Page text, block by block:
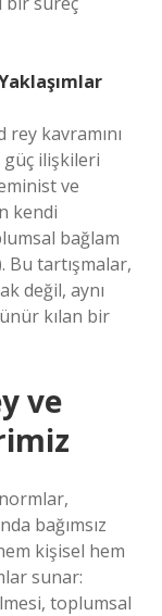
kavramını
güç ilişkileri
ve
kendi
bağlam
Bu tartışmalar,
değil, aynı
kılan bir
ve
bağımsız
kişisel hem
sunar:
toplumsal